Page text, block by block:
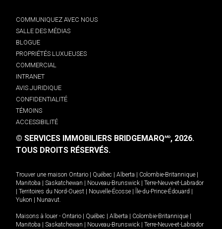
COMMUNIQUEZ AVEC NOUS
SALLE DES MÉDIAS
BLOGUE
PROPRIÉTÉS LUXUEUSES
COMMERCIAL
INTRANET
AVIS JURIDIQUE
CONFIDENTIALITÉ
TÉMOINS
ACCESSIBILITÉ
© SERVICES IMMOBILIERS BRIDGEMARQMD, 2026.
TOUS DROITS RÉSERVÉS.
Trouver une maison Ontario Québec Alberta Colombie-Britannique
Manitoba
Saskatchewan Nouveau-Brunswick
Terre-Neuve-et-Labrador
Territoires du Nord-Ouest Nouvelle-Écosse Île-du-Prince-Édouard
Yukon
Nunavut.
Maisons à louer - Ontario Québec Alberta Colombie-Britannique
Manitoba
Saskatchewan Nouveau-Brunswick
Terre-Neuve-et-Labrador